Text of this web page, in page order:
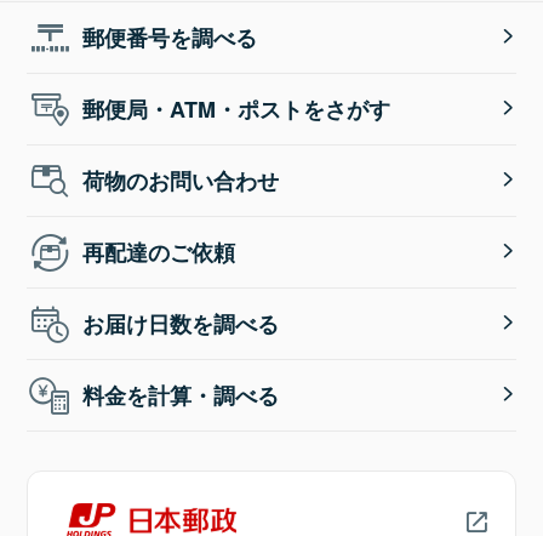
郵便番号を調べる
郵便局・ATM・ポストをさがす
荷物のお問い合わせ
再配達のご依頼
お届け日数を調べる
料金を計算・調べる